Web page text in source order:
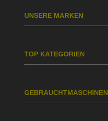
UNSERE MARKEN
TOP KATEGORIEN
GEBRAUCHTMASCHINEN